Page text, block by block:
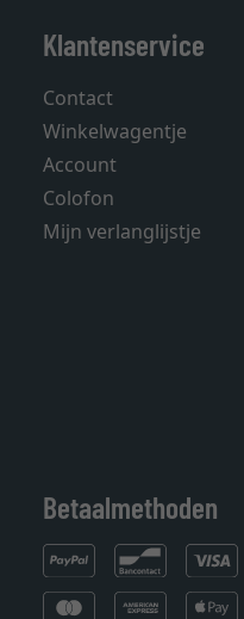
Klantenservice
Contact
Winkelwagentje
Account
Colofon
Mijn verlanglijstje
Betaalmethoden